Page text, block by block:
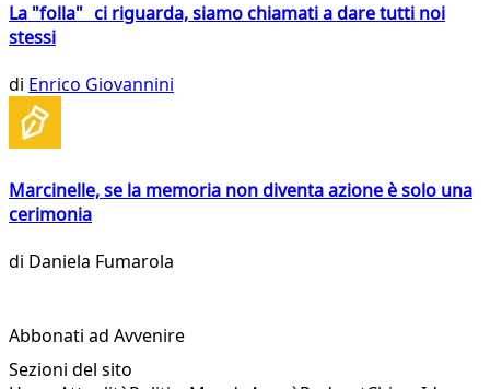
La "folla" ci riguarda, siamo chiamati a dare tutti noi
stessi
di Enrico Giovannini
Marcinelle, se la memoria non diventa azione è solo una
cerimonia
di Daniela Fumarola
Abbonati ad Avvenire
Sezioni del sito